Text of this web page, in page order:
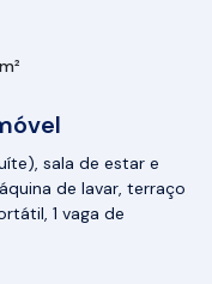
sala de estar e
de lavar, terraço
1 vaga de